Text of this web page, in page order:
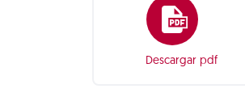
Descargar pdf